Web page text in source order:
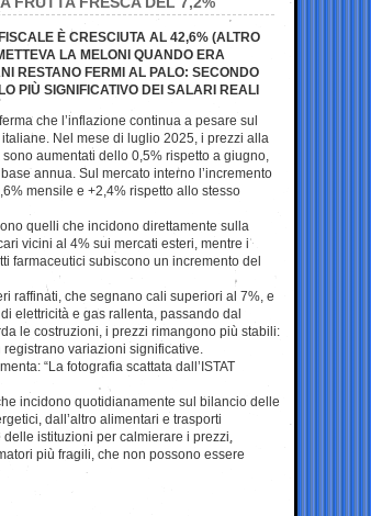
È CRESCIUTA AL 42,6% (ALTRO
LA MELONI QUANDO ERA
RESTANO FERMI AL PALO: SECONDO
PIÙ SIGNIFICATIVO DEI SALARI REALI
che l’inflazione continua a pesare sul
Nel mese di luglio 2025, i prezzi alla
aumentati dello 0,5% rispetto a giugno,
annua. Sul mercato interno l’incremento
mensile e +2,4% rispetto allo stesso
quelli che incidono direttamente sulla
vicini al 4% sui mercati esteri, mentre i
farmaceutici subiscono un incremento del
raffinati, che segnano cali superiori al 7%, e
elettricità e gas rallenta, passando dal
le costruzioni, i prezzi rimangono più stabili:
variazioni significative.
“La fotografia scattata dall’ISTAT
incidono quotidianamente sul bilancio delle
dall’altro alimentari e trasporti
istituzioni per calmierare i prezzi,
più fragili, che non possono essere